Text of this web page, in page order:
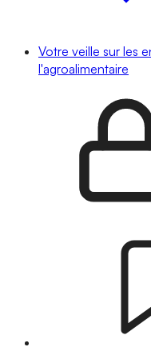
Votre veille sur les
l'agroalimentaire